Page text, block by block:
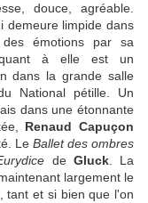
douce, agréable.
demeure limpide dans
émotions par sa
à elle est un
dans la grande salle
National pétille. Un
dans une étonnante
Renaud Capuçon
Le Ballet des ombres
de Gluck. La
largement le
tant et si bien que l'on